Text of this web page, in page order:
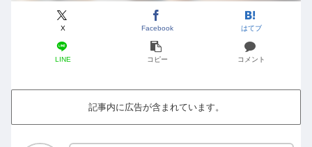
X Facebook はてブ
LINE コピー コメント
記事内に広告が含まれています。